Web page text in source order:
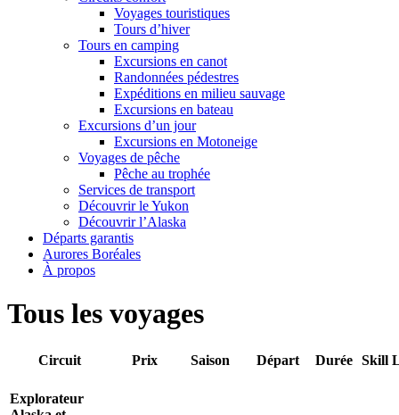
Voyages touristiques
Tours d’hiver
Tours en camping
Excursions en canot
Randonnées pédestres
Expéditions en milieu sauvage
Excursions en bateau
Excursions d’un jour
Excursions en Motoneige
Voyages de pêche
Pêche au trophée
Services de transport
Découvrir le Yukon
Découvrir l’Alaska
Départs garantis
Aurores Boréales
À propos
Tous les voyages
Circuit Prix Saison Départ Durée Skill
Explorateur